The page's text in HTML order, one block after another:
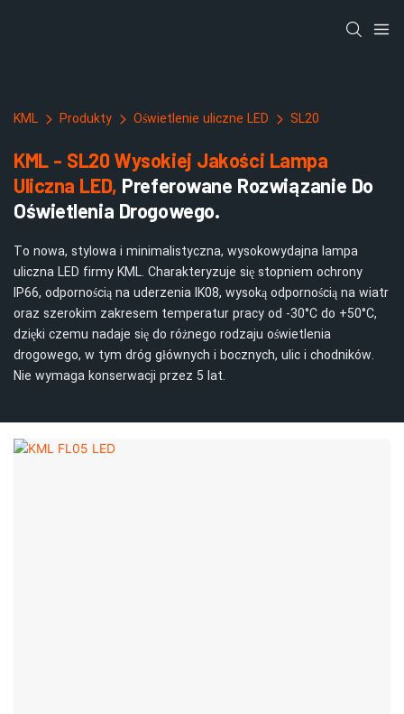
KML Produkty Oświetlenie uliczne LED SL20
KML - SL20 Wysokiej Jakości Lampa
Uliczna LED, Preferowane Rozwiązanie Do
Oświetlenia Drogowego.
To nowa, stylowa i minimalistyczna, wysokowydajna lampa
uliczna LED firmy KML. Charakteryzuje się stopniem ochrony
IP66, odpornością na uderzenia IK08, wysoką odpornością na wiatr
oraz szerokim zakresem temperatur pracy od -30°C do +50°C,
dzięki czemu nadaje się do różnego rodzaju oświetlenia
drogowego, w tym dróg głównych i bocznych, ulic i chodników.
Nie wymaga konserwacji przez 5 lat.